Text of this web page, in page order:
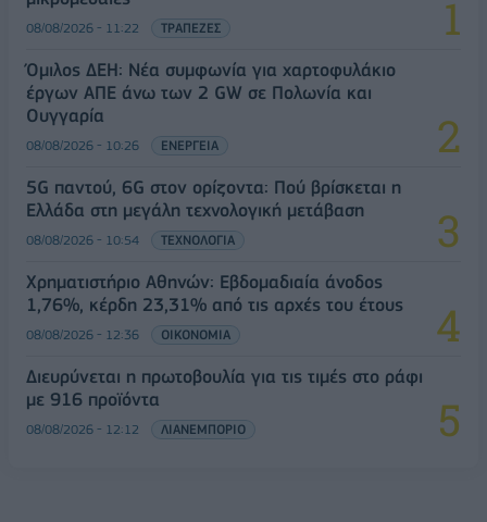
08/08/2026 - 11:22 ΤΡΑΠΕΖΕΣ
Όμιλος ΔΕΗ: Νέα συμφωνία για χαρτοφυλάκιο
έργων ΑΠΕ άνω των 2 GW σε Πολωνία και
Ουγγαρία
08/08/2026 - 10:26 ΕΝΕΡΓΕΙΑ
5G παντού, 6G στον ορίζοντα: Πού βρίσκεται η
Ελλάδα στη μεγάλη τεχνολογική μετάβαση
08/08/2026 - 10:54 ΤΕΧΝΟΛΟΓΙΑ
Χρηματιστήριο Αθηνών: Εβδομαδιαία άνοδος
1,76%, κέρδη 23,31% από τις αρχές του έτους
08/08/2026 - 12:36 ΟΙΚΟΝΟΜΙΑ
Διευρύνεται η πρωτοβουλία για τις τιμές στο ράφι
με 916 προϊόντα
08/08/2026 - 12:12 ΛΙΑΝΕΜΠΟΡΙΟ